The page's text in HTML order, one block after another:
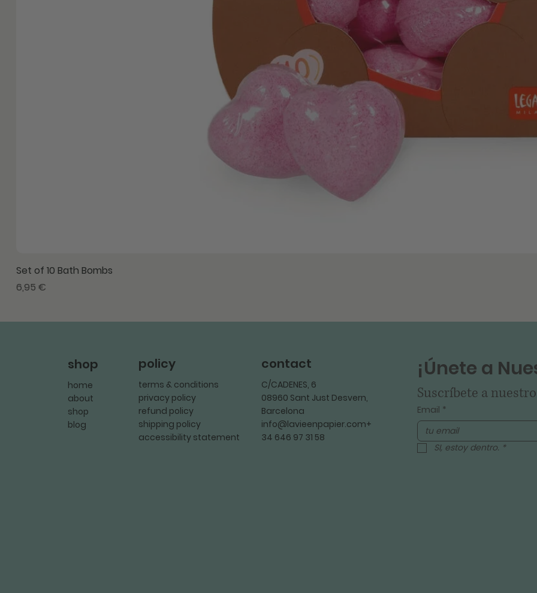
Set of 10 Bath Bombs
Precio
6,95 €
shop
home
about
shop
blog
policy
terms & conditions
privacy policy
refund policy
shipping policy
accessibility statement
contact
C/CADENES, 6
08960 Sant Just Desvern,
Barcelona
info@lavieenpapier.com+
34 646 97 31 58
¡Únete a
Suscríbete a
Email *
SI, estoy dentro. *